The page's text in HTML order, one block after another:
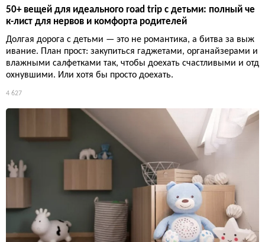
50+ вещей для идеального road trip с детьми: полный че
к-лист для нервов и комфорта родителей
Долгая дорога с детьми — это не романтика, а битва за выж
ивание. План прост: закупиться гаджетами, органайзерами и
влажными салфетками так, чтобы доехать счастливыми и отд
охнувшими. Или хотя бы просто доехать.
4 627